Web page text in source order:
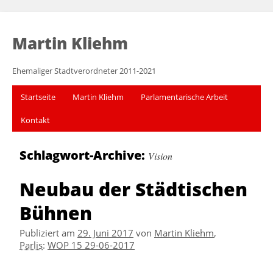
Martin Kliehm
Ehemaliger Stadtverordneter 2011-2021
Startseite Martin Kliehm Parlamentarische Arbeit
Kontakt
Schlagwort-Archive: Vision
Neubau der Städtischen
Bühnen
Publiziert am 29. Juni 2017 von Martin Kliehm,
Parlis: WOP 15 29-06-2017